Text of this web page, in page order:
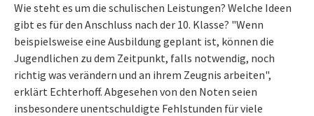
Wie steht es um die schulischen Leistungen? Welche Ideen
gibt es für den Anschluss nach der 10. Klasse? "Wenn
beispielsweise eine Ausbildung geplant ist, können die
Jugendlichen zu dem Zeitpunkt, falls notwendig, noch
richtig was verändern und an ihrem Zeugnis arbeiten",
erklärt Echterhoff. Abgesehen von den Noten seien
insbesondere unentschuldigte Fehlstunden für viele